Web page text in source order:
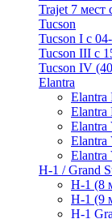
Trajet 7 мест
Tucson
Tucson I c
Tucson III с
Tucson IV
Elantra
Elantra
Elantra
Elantra
Elantra
Elantra
H-1 / Grand
H-1 (8
H-1 (9
H-1